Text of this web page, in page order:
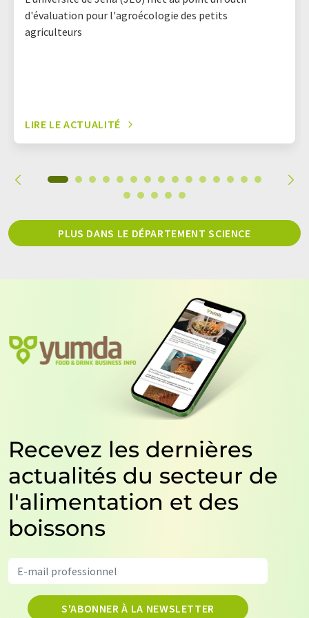
d'évaluation pour l'agroécologie des petits
agriculteurs
LIRE LE ACTUALITÉ
PLUS DANS LE DÉPARTEMENT SCIENCE
Recevez les dernières
actualités du secteur de
l'alimentation et des
boissons
S'ABONNER À LA NEWSLETTER